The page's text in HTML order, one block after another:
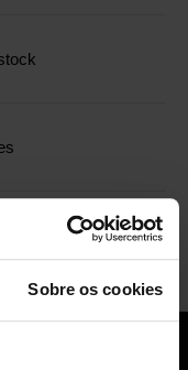
Sobre os cookies